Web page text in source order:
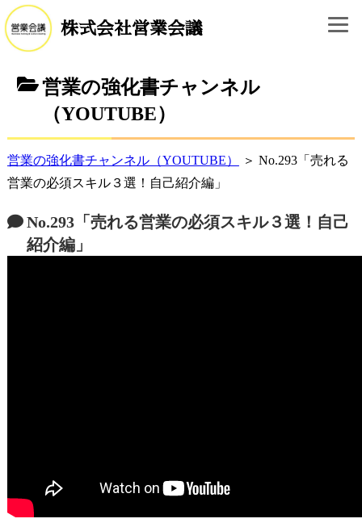
株式会社営業会議
営業の強化書チャンネル
（YOUTUBE）
営業の強化書チャンネル（YOUTUBE）
＞ No.293「売れる
営業の必須スキル３選！自己紹介編」
No.293「売れる営業の必須スキル３選！自己
紹介編」